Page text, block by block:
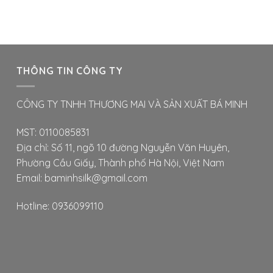
sản
THÔNG TIN CÔNG TY
CÔNG TY TNHH THƯƠNG MAI VÀ SẢN XUẤT BÁ MINH
MST: 0110085831
Địa chỉ: Số 11, ngõ 10 đường Nguyễn Văn Huyên,
Phường Cầu Giấy, Thành phố Hà Nội, Việt Nam
Email: baminhsilk@gmail.com
Hotline: 0936099110